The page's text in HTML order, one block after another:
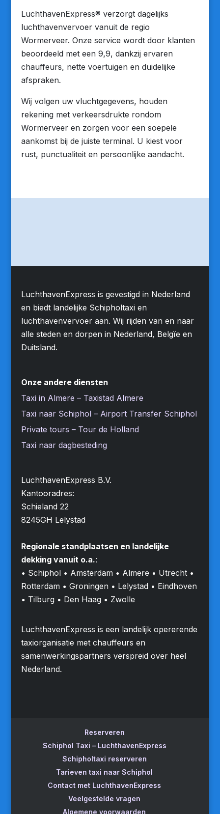
LuchthavenExpress® verzorgt dagelijks
luchthavenvervoer vanuit de regio
Wormerveer. Onze service wordt door klanten
beoordeeld met een 9,9, dankzij ervaren
chauffeurs, nette voertuigen en duidelijke
afspraken.
Wij volgen uw vluchtgegevens, houden
rekening met verkeersdrukte rondom
Wormerveer en zorgen voor een soepele
aankomst bij de juiste terminal. U kiest voor
rust, punctualiteit en persoonlijke aandacht.
LuchthavenExpress is gevestigd in Nederland
en biedt landelijke Schipholtaxi en
luchthavenvervoer aan. Wij rijden van en naar
alle steden en dorpen in Nederland, Belgïe en
Duitsland.
Onze andere diensten
Taxi in Almere – Taxistad Almere
Taxi naar Schiphol – Airport Transfer Schiphol
Private tours – Tour de Holland
Taxi naar dagbesteding
LuchthavenExpress B.V.
Kantooradres:
Schieland 22
8245GH Lelystad
Regionale standplaatsen en landelijke
dekking vanuit o.a.:
• Schiphol • Amsterdam • Almere • Utrecht •
Rotterdam • Groningen • Lelystad • Eindhoven
• Tilburg • Den Haag • Zwolle
LuchthavenExpress is een landelijk opererende
taxiorganisatie met chauffeurs en
samenwerkingspartners verspreid over heel
Nederland.
Reserveren
Schiphol Taxi – LuchthavenExpress
Schipholtaxi reserveren
Tarieven taxi naar Schiphol
Contact met LuchthavenExpress
Veelgestelde vragen
Algemene voorwaarden